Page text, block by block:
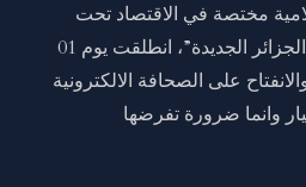
مختصة في الاقتصاد تحت
شعار “نافذة على اقتصاد الجزائر الجديدة”، انطلقت يوم 01
والانفتاح على الصحافة الالكترونية
وانما ضرورة تفرضها